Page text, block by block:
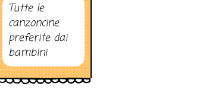
Tutte le
canzoncine
preferite dai
bambini